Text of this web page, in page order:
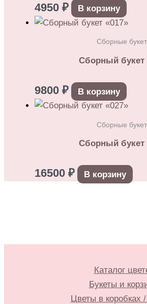
4950 ₽ В корзину
Сборные
Сборный букет
9800 ₽ В корзину
Сборные
Сборный букет
16500 ₽ В корзину
Каталог
Букеты и
Цветы в коробках